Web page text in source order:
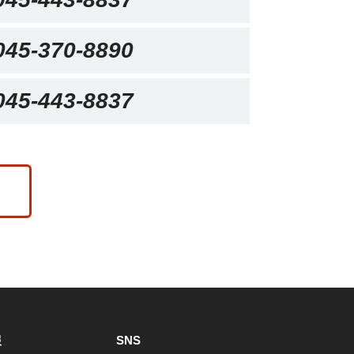
370-8890
443-8837
SNS